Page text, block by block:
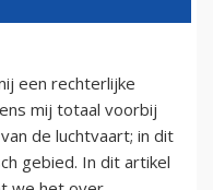
een rechterlijke
mij totaal voorbij
de luchtvaart; in dit
gebied. In dit artikel